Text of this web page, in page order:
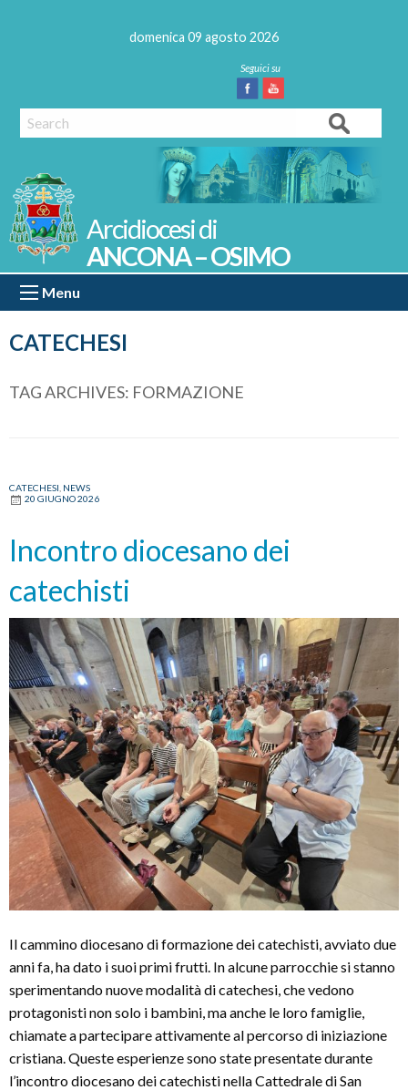
domenica 09 agosto 2026
Facebook
Youtube
Search
CATECHESI
ANCONA – OSIMO
Menu
TAG ARCHIVES: FORMAZIONE
CATECHESI NEWS
20 GIUGNO 2026
Incontro diocesano dei
catechisti
Il cammino diocesano di formazione dei catechisti, avviato due
anni fa, ha dato i suoi primi frutti. In alcune parrocchie si stanno
sperimentando nuove modalità di catechesi, che vedono
protagonisti non solo i bambini, ma anche le loro famiglie,
chiamate a partecipare attivamente al percorso di iniziazione
cristiana. Queste esperienze sono state presentate durante
l’incontro diocesano dei catechisti nella Cattedrale di San